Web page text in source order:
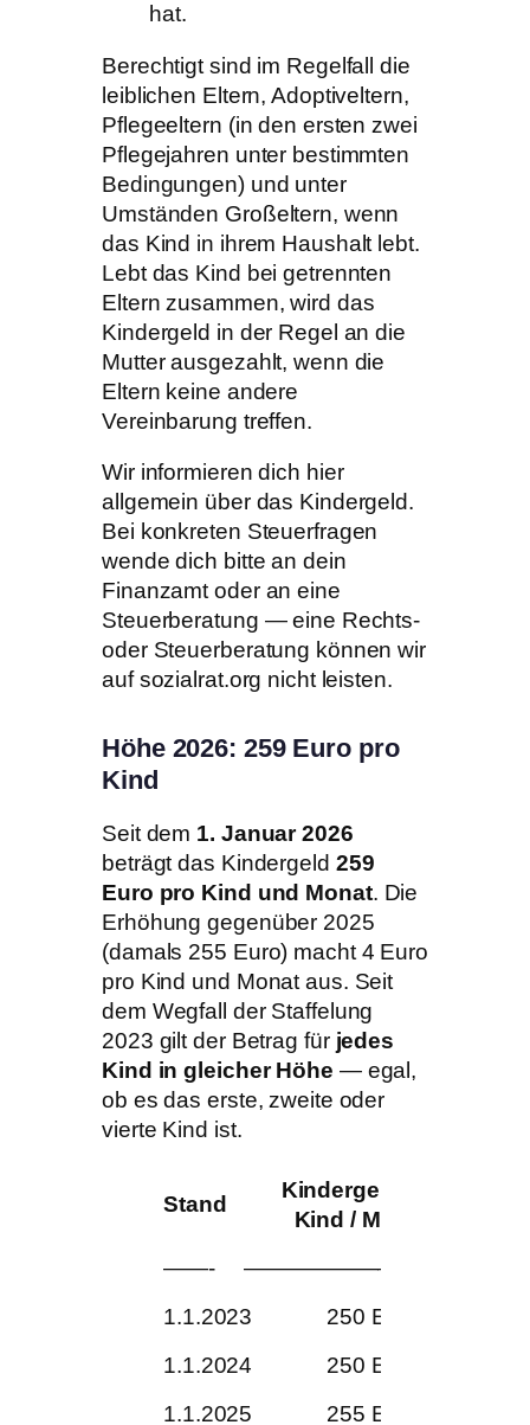
hat.
Berechtigt sind im Regelfall die
leiblichen Eltern, Adoptiveltern,
Pflegeeltern (in den ersten zwei
Pflegejahren unter bestimmten
Bedingungen) und unter
Umständen Großeltern, wenn
das Kind in ihrem Haushalt lebt.
Lebt das Kind bei getrennten
Eltern zusammen, wird das
Kindergeld in der Regel an die
Mutter ausgezahlt, wenn die
Eltern keine andere
Vereinbarung treffen.
Wir informieren dich hier
allgemein über das Kindergeld.
Bei konkreten Steuerfragen
wende dich bitte an dein
Finanzamt oder an eine
Steuerberatung — eine Rechts-
oder Steuerberatung können wir
auf sozialrat.org nicht leisten.
Höhe 2026: 259 Euro pro
Kind
Seit dem 1. Januar 2026
beträgt das Kindergeld 259
Euro pro Kind und Monat. Die
Erhöhung gegenüber 2025
(damals 255 Euro) macht 4 Euro
pro Kind und Monat aus. Seit
dem Wegfall der Staffelung
2023 gilt der Betrag für jedes
Kind in gleicher Höhe — egal,
ob es das erste, zweite oder
vierte Kind ist.
Stand
Kindergeld pro
Kind / Monat
——-
——————————
1.1.2023
250 Euro
1.1.2024
250 Euro
1.1.2025
255 Euro